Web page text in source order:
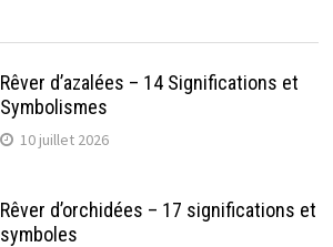
Rêver d’azalées – 14 Significations et
Symbolismes
10 juillet 2026
Rêver d’orchidées – 17 significations et
symboles